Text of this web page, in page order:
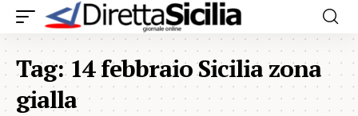
Tag:14 febbraio Sicilia zona
gialla